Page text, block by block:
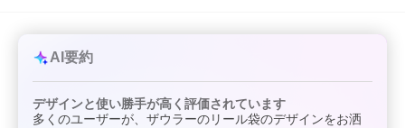
AI要約
デザインと使い勝手が高く評価されています
多くのユーザーが、ザウラーのリール袋のデザインをお洒